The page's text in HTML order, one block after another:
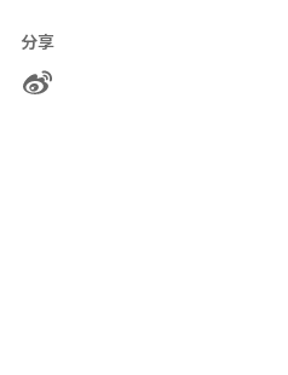
分享